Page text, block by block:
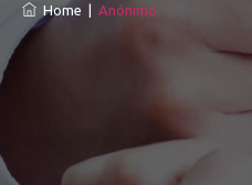
Home Anónimo